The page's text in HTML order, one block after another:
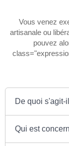
Vous venez
artisanale ou
pouvez
De quoi s'agit-
Qui est